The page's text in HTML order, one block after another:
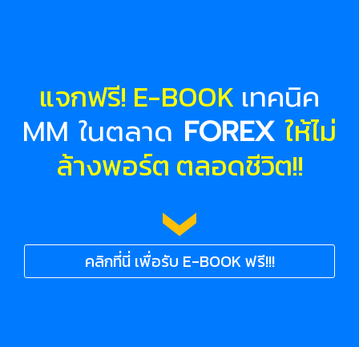
แจกฟรี! E-BOOK เทคนิค
MM ในตลาด FOREX ให้ไม่
ล้างพอร์ต ตลอดชีวิต!!
คลิกที่นี่ เพื่อรับ E-BOOK ฟรี!!!